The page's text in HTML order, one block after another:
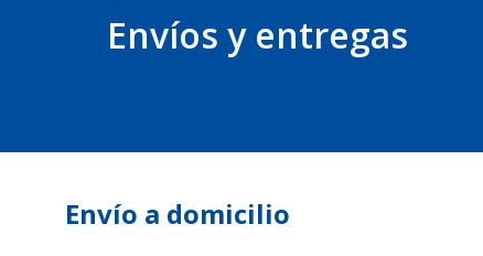
Envíos y entregas
Envío a domicilio